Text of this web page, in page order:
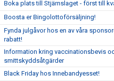
Boka plats till Stjärnslaget - först till
Boosta er Bingolottoförsäljning!
Fynda julgåvor hos en av våra
rabatt!
Information kring vaccinationsbevis
smittskyddsåtgärder
Black Friday hos Innebandyesset!